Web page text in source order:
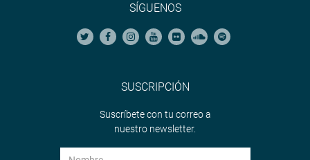
SÍGUENOS
SUSCRIPCIÓN
Suscríbete con tu correo a
nuestro newsletter.